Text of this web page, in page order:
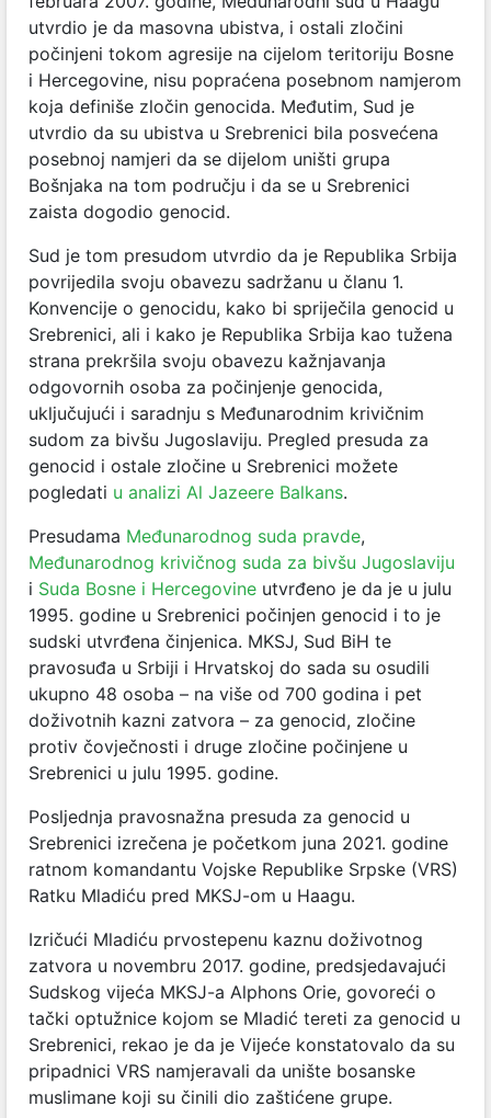
utvrdio je da masovna ubistva, i ostali zločini
počinjeni tokom agresije na cijelom teritoriju Bosne
i Hercegovine, nisu popraćena posebnom namjerom
koja definiše zločin genocida. Međutim, Sud je
utvrdio da su ubistva u Srebrenici bila posvećena
posebnoj namjeri da se dijelom uništi grupa
Bošnjaka na tom području i da se u Srebrenici
zaista dogodio genocid.
Sud je tom presudom utvrdio da je Republika Srbija
povrijedila svoju obavezu sadržanu u članu 1.
Konvencije o genocidu, kako bi spriječila genocid u
Srebrenici, ali i kako je Republika Srbija kao tužena
strana prekršila svoju obavezu kažnjavanja
odgovornih osoba za počinjenje genocida,
uključujući i saradnju s Međunarodnim krivičnim
sudom za bivšu Jugoslaviju. Pregled presuda za
genocid i ostale zločine u Srebrenici možete
pogledati u analizi Al Jazeere Balkans.
Presudama Međunarodnog suda pravde,
Međunarodnog krivičnog suda za bivšu Jugoslaviju
i Suda Bosne i Hercegovine utvrđeno je da je u julu
1995. godine u Srebrenici počinjen genocid i to je
sudski utvrđena činjenica. MKSJ, Sud BiH te
pravosuđa u Srbiji i Hrvatskoj do sada su osudili
ukupno 48 osoba – na više od 700 godina i pet
doživotnih kazni zatvora – za genocid, zločine
protiv čovječnosti i druge zločine počinjene u
Srebrenici u julu 1995. godine.
Posljednja pravosnažna presuda za genocid u
Srebrenici izrečena je početkom juna 2021. godine
ratnom komandantu Vojske Republike Srpske (VRS)
Ratku Mladiću pred MKSJ-om u Haagu.
Izričući Mladiću prvostepenu kaznu doživotnog
zatvora u novembru 2017. godine, predsjedavajući
Sudskog vijeća MKSJ-a Alphons Orie, govoreći o
tački optužnice kojom se Mladić tereti za genocid u
Srebrenici, rekao je da je Vijeće konstatovalo da su
pripadnici VRS namjeravali da unište bosanske
muslimane koji su činili dio zaštićene grupe.